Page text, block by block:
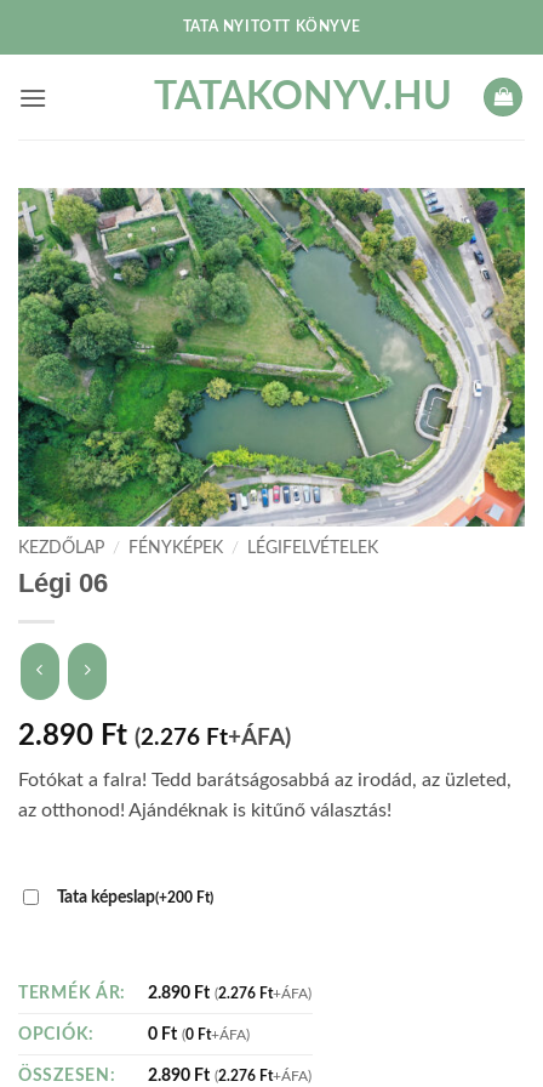
TATA NYITOTT KÖNYVE
TATAKONYV.HU
KEZDŐLAP / FÉNYKÉPEK / LÉGIFELVÉTELEK
Légi 06
2.890 Ft (2.276 Ft+ÁFA)
Fotókat a falra! Tedd barátságosabbá az irodád, az üzleted,
az otthonod! Ajándéknak is kitűnő választás!
Tata képeslap(+200 Ft)
TERMÉK ÁR: 2.890 Ft (2.276 Ft+ÁFA)
OPCIÓK: 0 Ft (0 Ft+ÁFA)
ÖSSZESEN: 2.890 Ft (2.276 Ft+ÁFA)